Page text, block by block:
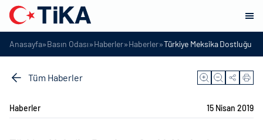
Anasayfa»Basın Odası»Haberler»Haberler»Türkiye Meksika Dostluğu
Tüm Haberler
Haberler 15 Nisan 2019